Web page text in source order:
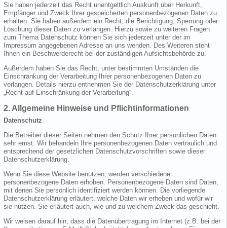
Sie haben jederzeit das Recht unentgeltlich Auskunft über Herkunft,
Empfänger und Zweck Ihrer gespeicherten personenbezogenen Daten zu
erhalten. Sie haben außerdem ein Recht, die Berichtigung, Sperrung oder
Löschung dieser Daten zu verlangen. Hierzu sowie zu weiteren Fragen
zum Thema Datenschutz können Sie sich jederzeit unter der im
Impressum angegebenen Adresse an uns wenden. Des Weiteren steht
Ihnen ein Beschwerderecht bei der zuständigen Aufsichtsbehörde zu.
Außerdem haben Sie das Recht, unter bestimmten Umständen die
Einschränkung der Verarbeitung Ihrer personenbezogenen Daten zu
verlangen. Details hierzu entnehmen Sie der Datenschutzerklärung unter
„Recht auf Einschränkung der Verarbeitung“.
2. Allgemeine Hinweise und Pflichtinformationen
Datenschutz
Die Betreiber dieser Seiten nehmen den Schutz Ihrer persönlichen Daten
sehr ernst. Wir behandeln Ihre personenbezogenen Daten vertraulich und
entsprechend der gesetzlichen Datenschutzvorschriften sowie dieser
Datenschutzerklärung.
Wenn Sie diese Website benutzen, werden verschiedene
personenbezogene Daten erhoben. Personenbezogene Daten sind Daten,
mit denen Sie persönlich identifiziert werden können. Die vorliegende
Datenschutzerklärung erläutert, welche Daten wir erheben und wofür wir
sie nutzen. Sie erläutert auch, wie und zu welchem Zweck das geschieht.
Wir weisen darauf hin, dass die Datenübertragung im Internet (z.B. bei der